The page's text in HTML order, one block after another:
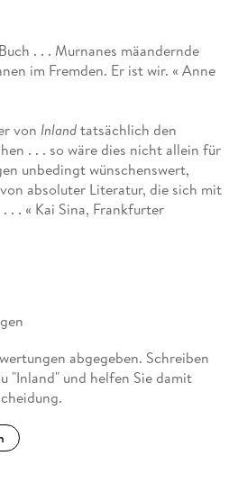
Für seine Arbeit ist er vielfach
. . . Murnanes mäandernde
im Fremden. Er ist wir. « Anne
von Inlandtatsächlich den
. . . so wäre dies nicht allein für
unbedingt wünschenswert,
absoluter Literatur, die sich mit
. . « Kai Sina, Frankfurter
von Zeichen, Zitaten,
Bildern und
Verunsicherung.
eine Demonstration der
von Literatur, « Angela Gutzeit,
der Literatur, wo alles mehr
Elmar Krekeler, WELT AM
abgegeben. Schreiben
"Inland" und helfen Sie damit